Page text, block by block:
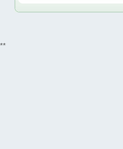
**